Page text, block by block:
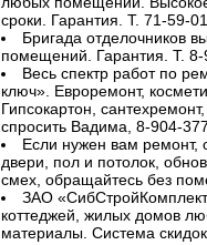
сроки. Гарантия. Т. 71-59-
Бригада отделочников
помещений. Гарантия. Т.
Весь спектр работ по
ключ». Евроремонт,
Гипсокартон,
спросить Вадима, 8-904-
Если нужен вам ремонт,
двери, пол и потолок,
смех, обращайтесь без
ЗАО
коттеджей, жилых домов
материалы. Система